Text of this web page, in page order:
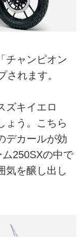
チャンピオン
されます。
ズキイエロ
ょう。こちら
デカールが効
250SXの中で
気を醸し出し